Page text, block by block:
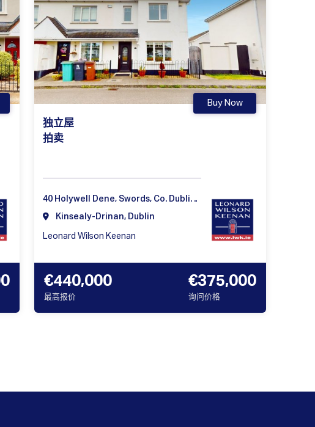
独立屋
拍卖
Buy Now
40 Holywell Dene, Swords, Co. Dublin, K67HE17
Kinsealy-Drinan, Dublin
Leonard Wilson Keenan
€440,000
最高报价
€375,000
询问价格